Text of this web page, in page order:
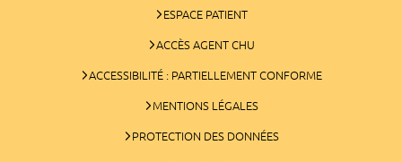
ESPACE PATIENT
ACCÈS AGENT CHU
ACCESSIBILITÉ : PARTIELLEMENT CONFORME
MENTIONS LÉGALES
PROTECTION DES DONNÉES